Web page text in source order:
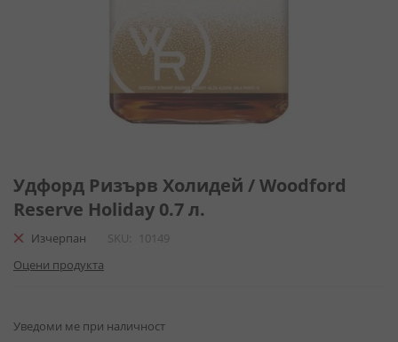
към
началото
на
галерия
снимки
Удфорд Ризърв Холидей / Woodford
Reserve Holiday 0.7 л.
Изчерпан SKU
10149
Оцени продукта
Уведоми ме при наличност